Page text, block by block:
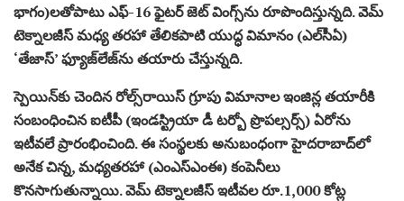
భాగం)లతోపాటు ఎఫ్‌-16 ఫైటర్‌ జెట్‌ వింగ్స్‌ను రూపొందిస్తున్నది. వెమ్‌
టెక్నాలజీస్‌ మధ్య తరహా తేలికపాటి యుద్ధ విమానం (ఎల్‌సీఏ)
‘తేజాస్‌’ ఫ్యూజ్‌లేజ్‌ను తయారు చేస్తున్నది.
స్పెయిన్‌కు చెందిన రోల్స్‌రాయిస్‌ గ్రూపు విమానాల ఇంజిన్ల తయారీకి
సంబంధించిన ఐటీపీ (ఇండస్ట్రియా డీ టర్బో ప్రొపల్సర్స్‌) ఏరోను
ఇటీవలే ప్రారంభించింది. ఈ సంస్థలకు అనుబంధంగా హైదరాబాద్‌లో
అనేక చిన్న, మధ్యతరహా (ఎంఎస్‌ఎంఈ) కంపెనీలు
కొనసాగుతున్నాయి. వెమ్‌ టెక్నాలజీస్‌ ఇటీవల రూ.1,000 కోట్ల